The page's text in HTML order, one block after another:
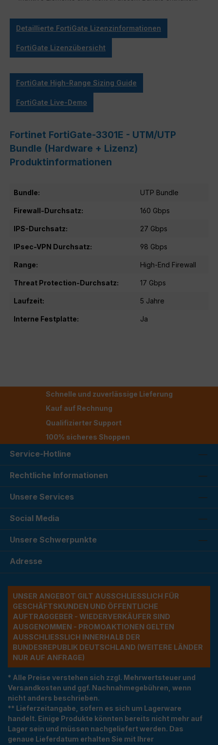
Detaillierte FortiGate Lizenzinformationen
FortiGate Lizenzübersicht
FortiGate High-Range Sizing Guide
FortiGate Live-Demo
Fortinet FortiGate-3301E - UTM/UTP
Bundle (Hardware + Lizenz)
Produktinformationen
Bundle: UTP Bundle
Firewall-Durchsatz: 160 Gbps
IPS-Durchsatz: 27 Gbps
IPsec-VPN Durchsatz: 98 Gbps
Range: High-End Firewall
Threat Protection-Durchsatz: 17 Gbps
Laufzeit: 5 Jahre
Interne Festplatte: Ja
Schnelle und zuverlässige Lieferung
Kauf auf Rechnung
Qualifizierter Support
100% sicheres Shoppen
Service-Hotline
Rechtliche Informationen
Unsere Services
Social Media
Unsere Schwerpunkte
Adresse
UNSER ANGEBOT GILT AUSSCHLIESSLICH FÜR G
ESCHÄFTSKUNDEN UND ÖFFENTLICHE A
UFTRAGGEBER - WIEDERVERKÄUFER SIND A
USGENOMMEN - PROMOAKTIONEN GELTEN A
USSCHLIESSLICH INNERHALB DER BU
NDESREPUBLIK DEUTSCHLAND (WEITERE LÄNDER NU
R AUF ANFRAGE)
* Alle Preise verstehen sich zzgl. Mehrwertsteuer und
Versandkosten und ggf. Nachnahmegebühren, wenn
nicht anders beschrieben.
** Lieferzeitangabe, sofern es sich um Lagerware
handelt. Einige Produkte könnten bereits nicht mehr auf
Lager sein und müssen nachgeliefert werden. Das
genaue Lieferdatum erhalten Sie mit Ihrer